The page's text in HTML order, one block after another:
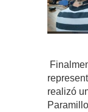
realizó